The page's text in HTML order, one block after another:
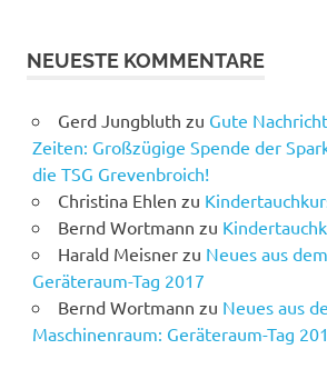
NEUESTE KOMMENTARE
Gerd Jungbluth zu Gute
Zeiten: Großzügige Spende der
die TSG Grevenbroich!
Christina Ehlen zu
Bernd Wortmann zu
Harald Meisnerzu Neues aus
Geräteraum-Tag 2017
Bernd Wortmann zu Neues aus
Maschinenraum: Geräteraum-Tag